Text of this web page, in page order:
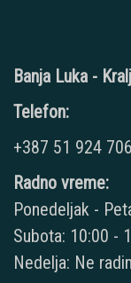
Banja Luka -
Telefon:
+387 51 924 706
Radno vreme:
Ponedeljak -
Subota: 10:00 -
Nedelja: Ne